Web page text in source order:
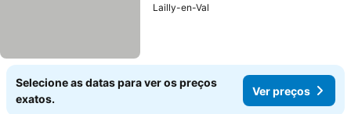
Lailly-en-Val
Selecione as datas para ver os preços
exatos.
Ver preços